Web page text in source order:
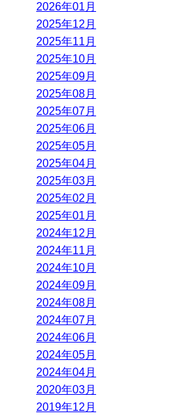
2026年01月
2025年12月
2025年11月
2025年10月
2025年09月
2025年08月
2025年07月
2025年06月
2025年05月
2025年04月
2025年03月
2025年02月
2025年01月
2024年12月
2024年11月
2024年10月
2024年09月
2024年08月
2024年07月
2024年06月
2024年05月
2024年04月
2020年03月
2019年12月